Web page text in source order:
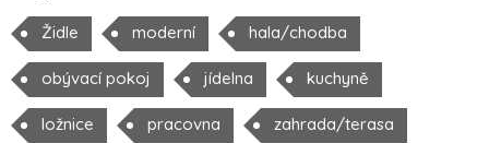
Židle moderní hala/chodba
obývací pokoj jídelna kuchyně
ložnice pracovna zahrada/terasa